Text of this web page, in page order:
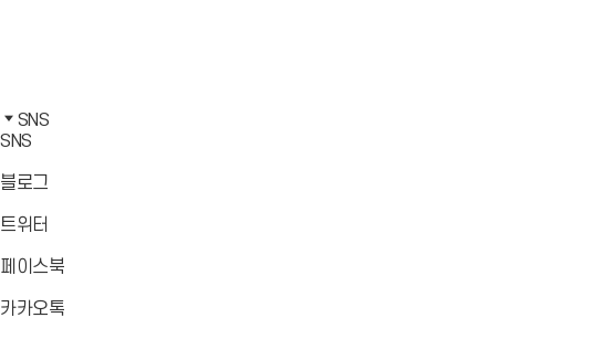
가
기
로
가
북
바
가
타
그
바
가
카
오
바
가
SNS
SNS
블로그바
트위터
가
페이스북바
가
카카오톡바